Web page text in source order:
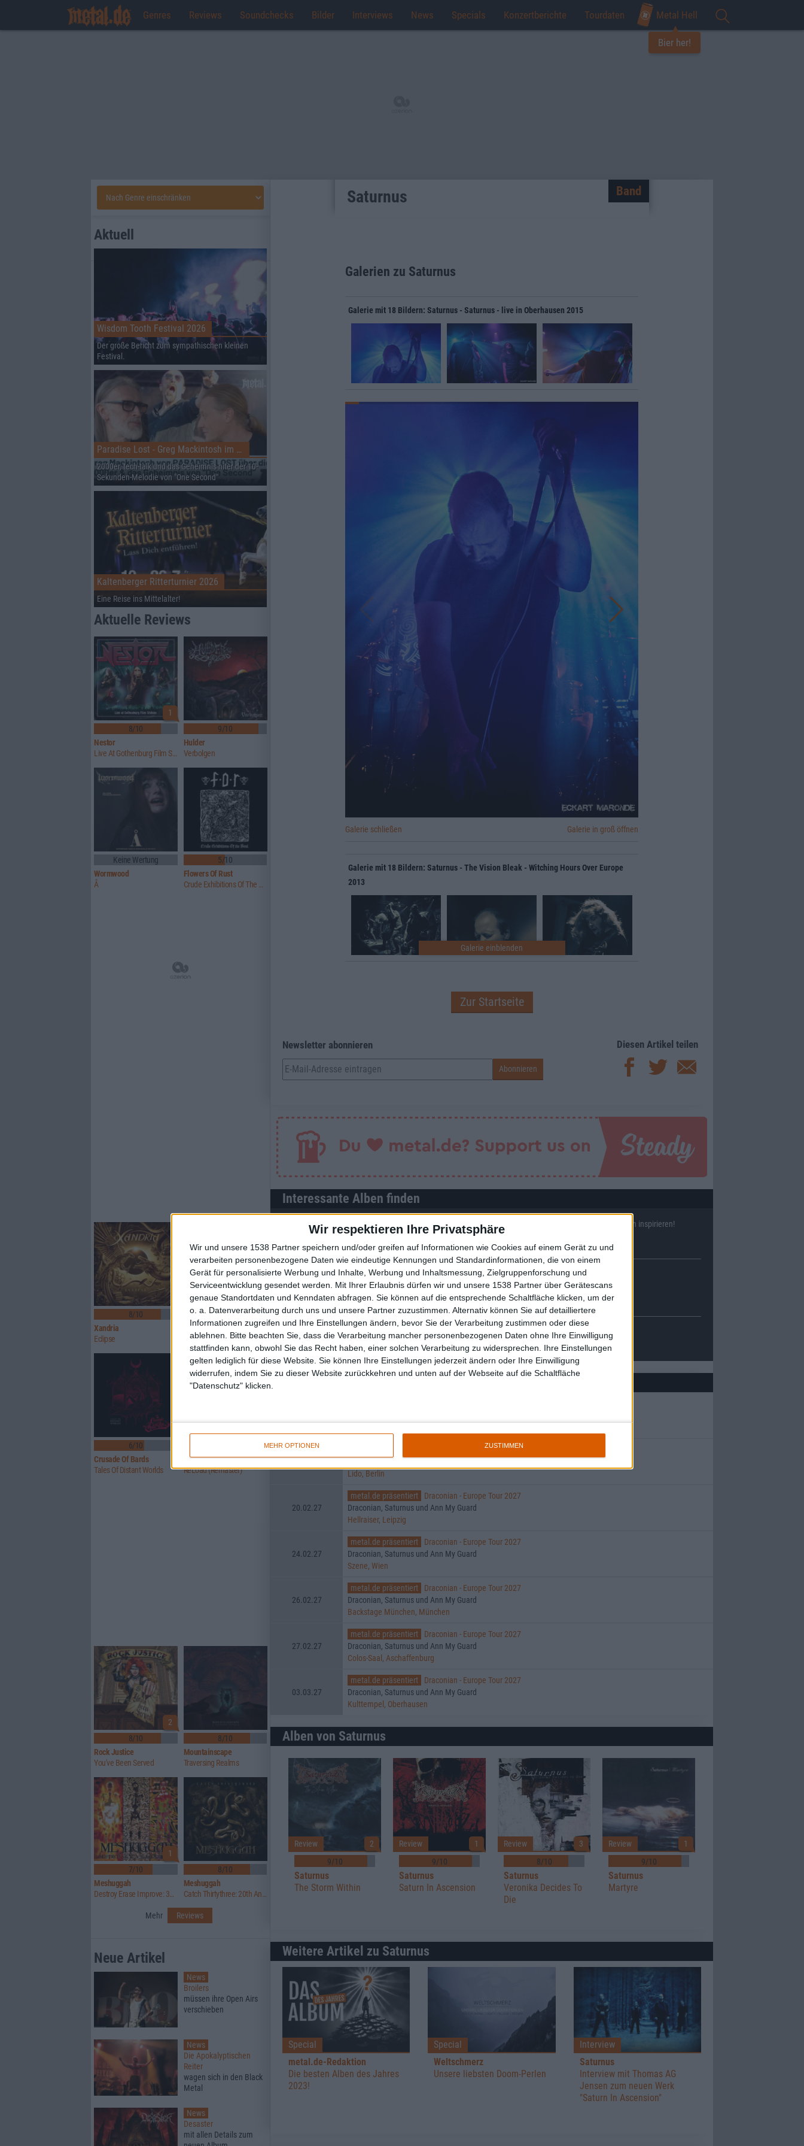
Wir respektieren Ihre Privatsphäre
Wir und unsere 1538 Partner speichern und/oder greifen auf Informationen wie Cookies auf einem Gerät zu und
verarbeiten personenbezogene Daten wie eindeutige Kennungen und Standardinformationen, die von einem
Gerät für personalisierte Werbung und Inhalte, Werbung und Inhaltsmessung, Zielgruppenforschung und
Serviceentwicklung gesendet werden.
Mit Ihrer Erlaubnis dürfen wir und unsere 1538 Partner über Gerätescans
genaue Standortdaten und Kenndaten abfragen. Sie können auf die entsprechende Schaltfläche klicken, um der
o. a. Datenverarbeitung durch uns und unsere Partner zuzustimmen. Alternativ können Sie auf detailliertere
Informationen zugreifen und Ihre Einstellungen ändern, bevor Sie der Verarbeitung zustimmen oder diese
ablehnen.
Bitte beachten Sie, dass die Verarbeitung mancher personenbezogenen Daten ohne Ihre Einwilligung
stattfinden kann, obwohl Sie das Recht haben, einer solchen Verarbeitung zu widersprechen. Ihre Einstellungen
gelten lediglich für diese Website. Sie können Ihre Einstellungen jederzeit ändern oder Ihre Einwilligung
widerrufen, indem Sie zu dieser Website zurückkehren und unten auf der Webseite auf die Schaltfläche
"Datenschutz" klicken.
MEHR OPTIONEN ZUSTIMMEN
Genres Reviews Soundchecks Bilder Interviews News Specials Konzertberichte Tourdaten Metal Hell
Bier her!
Saturnus Band
Galerien zu Saturnus
Galerie mit 18 Bildern: Saturnus - Saturnus - live in Oberhausen 2015
Galerie schließen Galerie in groß öffnen
Galerie mit 18 Bildern: Saturnus - The Vision Bleak - Witching Hours Over Europe
2013
Zur Startseite
Newsletter abonnieren Diesen Artikel teilen
Interessante Alben finden
Auf der Suche nach neuer Mucke? Durchsuche unser Review-Archiv mit aktuell Reviews und lass Dich inspirieren!
Nach Wertung filtern ▼︎
von bis Punkten
Nach Genres filtern►︎
Draconian - Europe Tour 2027
Lido, Berlin
20.02.27
metal.de präsentiert
Draconian - Europe Tour 2027
Draconian, Saturnus und Ann My Guard
Hellraiser, Leipzig
24.02.27
metal.de präsentiert
Draconian - Europe Tour 2027
Draconian, Saturnus und Ann My Guard
Szene, Wien
26.02.27
metal.de präsentiert
Draconian - Europe Tour 2027
Draconian, Saturnus und Ann My Guard
Backstage München, München
27.02.27
metal.de präsentiert
Draconian - Europe Tour 2027
Draconian, Saturnus und Ann My Guard
Colos-Saal, Aschaffenburg
03.03.27
metal.de präsentiert
Draconian - Europe Tour 2027
Draconian, Saturnus und Ann My Guard
Kulttempel, Oberhausen
Alben von Saturnus
9/10
Review
Saturnus
2
The Storm Within
9/10
Review
Saturnus
1
Saturn In Ascension
8/10
Review
Saturnus
3
Veronika Decides To
Die
9/10
Review
Saturnus
1
Martyre
Weitere Artikel zu Saturnus
Special
metal.de-Redaktion
Die besten Alben des Jahres
2023!
Special
Weltschmerz
Unsere liebsten Doom-Perlen
Interview
Saturnus
Interview mit Thomas AG
Jensen zum neuen Werk
"Saturn In Ascension"
Aktuell
Wisdom Tooth Festival 2026
Der große Bericht zum sympathischen kleinen
Festival.
Paradise Lost - Greg Mackintosh im Interview auf dem RHZ
2000er, tech-talk und das Geheimnis hiter der 10-
Sekunden-Melodie von "One Second"
Kaltenberger Ritterturnier 2026
Eine Reise ins Mittelalter!
Aktuelle Reviews
1
8/10
Nestor
Live At Gothenburg Film Studios
9/10
Hulder
Verbolgen
Keine Wertung
Wormwood
Å
5/10
Flowers Of Rust
8/10
Xandria
Eclipse
1
8/10
Sinner
Boom Bang Goodbye
6/10
Crusade Of Bards
Tales Of Distant Worlds
Metallica
ReLoad (Remaster)
2
8/10
Rock Justice
You've Been Served
8/10
Mountainscape
Traversing Realms
1
7/10
Meshuggah
Destroy Erase Improve: 30th Anniversary Edition
8/10
Meshuggah
Mehr Reviews
Neue Artikel
News
Broilers
müssen ihre Open Airs
verschieben
News
Die Apokalyptischen
Reiter
wagen sich in den Black
Metal
News
Desaster
mit allen Details zum